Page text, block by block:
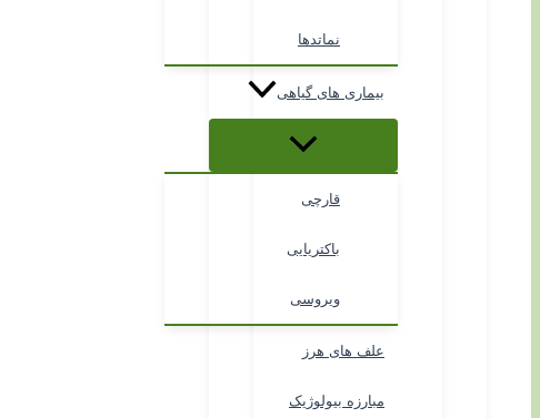
نماتدها
بیماری های گیاهی
قارچی
باکتریایی
ویروسی
علف های هرز
مبارزه بیولوژیک